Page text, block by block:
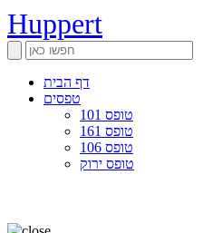
Huppert
דף הבית
טפסים
טופס 101
טופס 161
טופס 106
טופס ירוק